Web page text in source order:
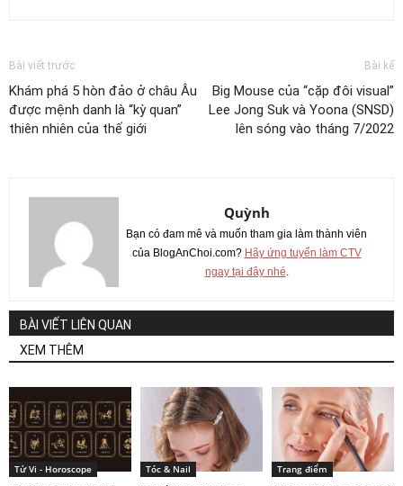
Bài viết trước
Khám phá 5 hòn đảo ở châu Âu
được mệnh danh là “kỳ quan”
thiên nhiên của thế giới
Bài kế
Big Mouse của “cặp đôi visual”
Lee Jong Suk và Yoona (SNSD)
lên sóng vào tháng 7/2022
Quỳnh
Bạn có đam mê và muốn tham gia làm thành viên
của BlogAnChoi.com? Hãy ứng tuyển làm CTV
ngay tại đây nhé.
BÀI VIẾT LIÊN QUAN
XEM THÊM
Tử Vi - Horoscope Tóc & Nail Trang điểm